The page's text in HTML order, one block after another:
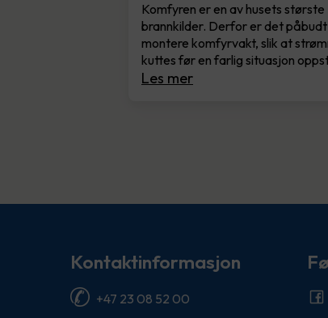
Komfyren er en av husets største
brannkilder. Derfor er det
montere komfyrvakt, slik at
kuttes før en farlig situasjon
Les mer
Kontaktinformasjon
+47 23 08 52 00